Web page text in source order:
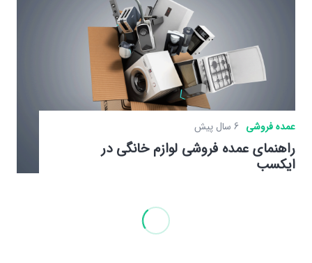
عمده فروشی 6 سال پیش
راهنمای عمده فروشی لوازم خانگی در
ایکسب